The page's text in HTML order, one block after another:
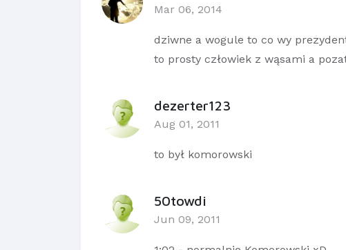
Mar 06, 2014
dziwne a wogule to co wy
to prosty człowiek z wąsami a
dezerter123
Aug 01, 2011
to był komorowski
50towdi
Jun 09, 2011